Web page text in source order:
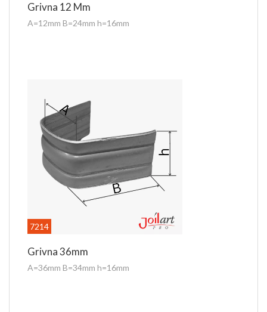
Grivna 12 Mm
A=12mm B=24mm h=16mm
7214
Grivna 36mm
A=36mm B=34mm h=16mm